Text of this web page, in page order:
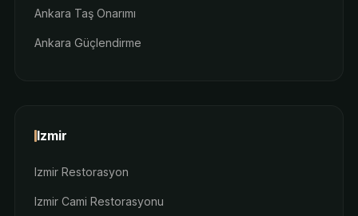
Ankara Taş Onarımı
Ankara Güçlendirme
Izmir
Izmir Restorasyon
Izmir Cami Restorasyonu